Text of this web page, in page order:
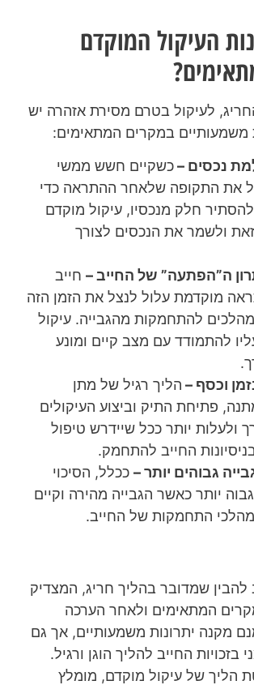
העיקול המוקדם
לעיקול בטרם מסירת אזהרה יש
משמעותיים במקרים המתאימים:
נכסים –כשקיים חשש ממשי
את התקופה שלאחר ההתראה כדי
חלק מנכסיו, עיקול מוקדם
זאת ולשמר את הנכסים לצורך
ה”הפתעה” של החייב – חייב
מוקדמת עלול לנצל את הזמן הזה
להתחמקות מהגבייה. עיקול
להתמודד עם מצב קיים ומונע
וכסף – הליך רגיל של מתן
פתיחת התיק וביצוע העיקולים
ולעלות יותר ככל שיידרש טיפול
החייב להתחמק.
גבוהים יותר – ככלל, הסיכוי
יותר כאשר הגבייה מהירה וקיים
התחמקות של החייב.
שמדובר בהליך חריג, המצדיק
המתאימים ולאחר הערכה
מקנה יתרונות משמעותיים, אך גם
בזכויות החייב להליך הוגן ורגיל.
הליך של עיקול מוקדם, מומלץ